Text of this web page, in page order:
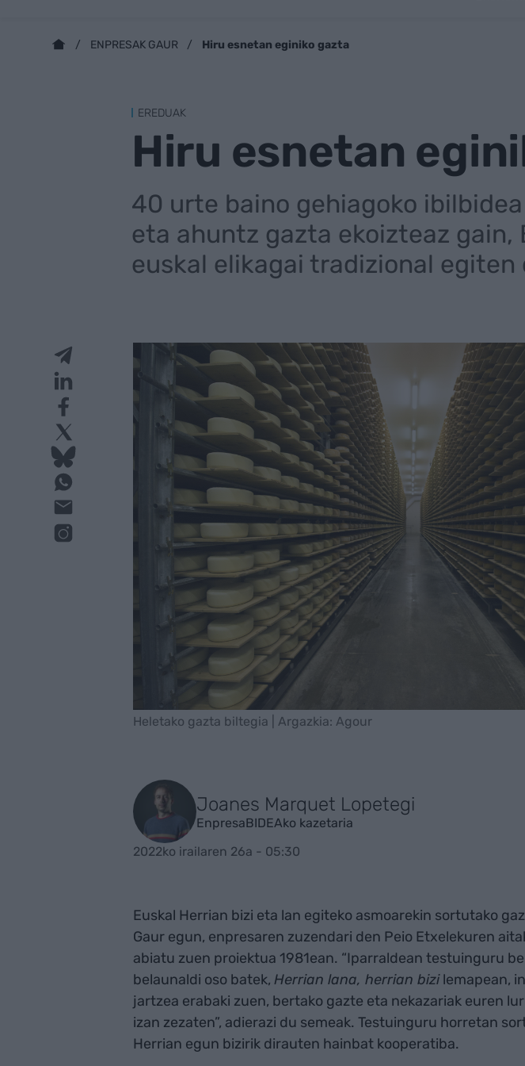
ENPRESAK GAUR Hiru esnetan eginiko gazta
EREDUAK
Hiru esnetan
40 urte baino gehiagoko
eta ahuntz gazta ekoizteaz
euskal elikagai tradizional egiten
Heletako gazta biltegia | Argazkia: Agour
Joanes Marquet Lopetegi
EnpresaBIDEAko kazetaria
2022ko irailaren 26a - 05:30
Euskal Herrian bizi eta lan egiteko asmoarekin sortutako
Gaur egun, enpresaren zuzendari den Peio Etxelekuren
abiatu zuen proiektua 1981ean. “Iparraldean testuinguru
belaunaldi oso batek, Herrian lana, herrian bizilemapean,
jartzea erabaki zuen, bertako gazte eta nekazariak euren
izan zezaten”, adierazi du semeak. Testuinguru horretan
Herrian egun bizirik dirauten hainbat kooperatiba.